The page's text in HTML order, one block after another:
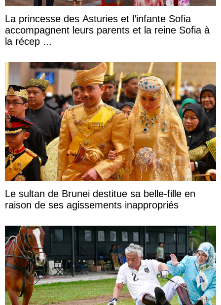
La princesse des Asturies et l’infante Sofia
accompagnent leurs parents et la reine Sofia à
la récep ...
Le sultan de Brunei destitue sa belle-fille en
raison de ses agissements inappropriés